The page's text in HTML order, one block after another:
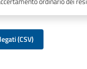
(CSV)